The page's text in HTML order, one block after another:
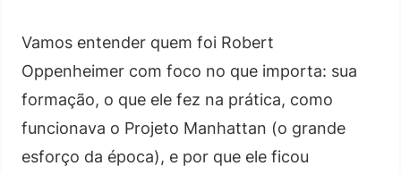
Vamos entender quem foi Robert
Oppenheimer com foco no que importa: sua
formação, o que ele fez na prática, como
funcionava o Projeto Manhattan (o grande
esforço da época), e por que ele ficou